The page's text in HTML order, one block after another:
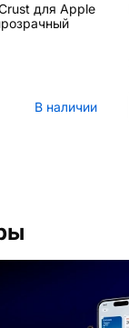
для Apple
В наличии